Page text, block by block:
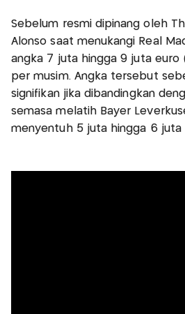
Sebelum resmi dipinang oleh
Alonso saat menukangi Real
angka 7 juta hingga 9 juta euro
per musim. Angka tersebut
signifikan jika dibandingkan
semasa melatih Bayer
menyentuh 5 juta hingga 6 juta